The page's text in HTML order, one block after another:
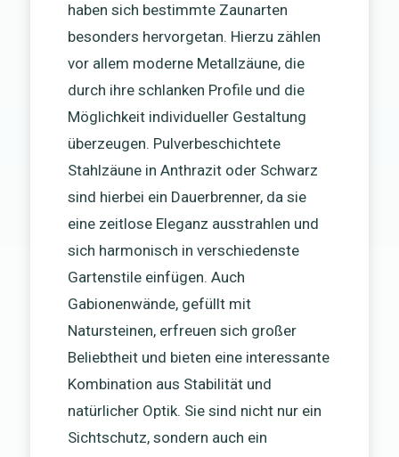
haben sich bestimmte Zaunarten
besonders hervorgetan. Hierzu zählen
vor allem moderne Metallzäune, die
durch ihre schlanken Profile und die
Möglichkeit individueller Gestaltung
überzeugen. Pulverbeschichtete
Stahlzäune in Anthrazit oder Schwarz
sind hierbei ein Dauerbrenner, da sie
eine zeitlose Eleganz ausstrahlen und
sich harmonisch in verschiedenste
Gartenstile einfügen. Auch
Gabionenwände, gefüllt mit
Natursteinen, erfreuen sich großer
Beliebtheit und bieten eine interessante
Kombination aus Stabilität und
natürlicher Optik. Sie sind nicht nur ein
Sichtschutz, sondern auch ein